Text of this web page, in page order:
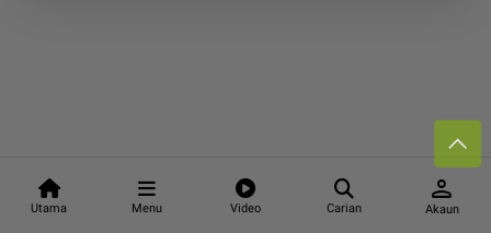
Utama Menu Video Carian
person
Akaun